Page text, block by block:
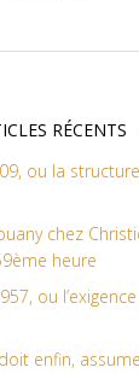
RÉCENTS
ou la
chez
heure
ou
enfin,